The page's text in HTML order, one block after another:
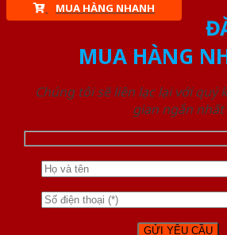
MUA HÀNG NHANH
MUA HÀNG
Chúng tôi sẽ liên lạc lại với quý
gian ngắn nhất